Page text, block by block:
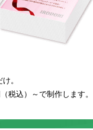
。
税込）～で制作します。